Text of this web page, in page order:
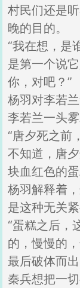
村民们还是
晚的目的。
“我在想，是
是第一个说
你，对吧？”
杨羽对李若兰
李若兰一头
“唐夕死之前
不知道，唐
块血红色的
杨羽解释着
是这种无关
“蛋糕之后，
的，慢慢的
最后破体而
秦兵想把一